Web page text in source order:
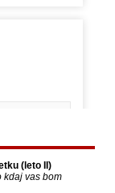
the
of
been